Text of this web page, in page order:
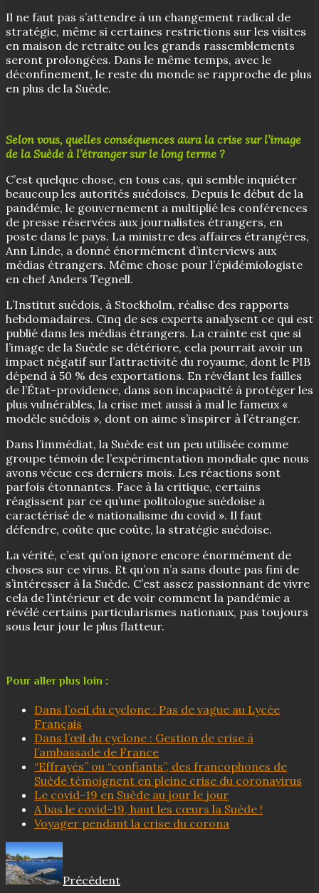
Il ne faut pas s’attendre à un changement radical de
stratégie, même si certaines restrictions sur les visites
en maison de retraite ou les grands rassemblements
seront prolongées. Dans le même temps, avec le
déconfinement, le reste du monde se rapproche de plus
en plus de la Suède.
Selon vous, quelles conséquences aura la crise sur l’image
de la Suède à l’étranger sur le long terme ?
C’est quelque chose, en tous cas, qui semble inquiéter
beaucoup les autorités suédoises. Depuis le début de la
pandémie, le gouvernement a multiplié les conférences
de presse réservées aux journalistes étrangers, en
poste dans le pays. La ministre des affaires étrangères,
Ann Linde, a donné énormément d’interviews aux
médias étrangers. Même chose pour l’épidémiologiste
en chef Anders Tegnell.
L’Institut suédois, à Stockholm, réalise des rapports
hebdomadaires. Cinq de ses experts analysent ce qui est
publié dans les médias étrangers. La crainte est que si
l’image de la Suède se détériore, cela pourrait avoir un
impact négatif sur l’attractivité du royaume, dont le PIB
dépend à 50 % des exportations. En révélant les failles
de l’État-providence, dans son incapacité à protéger les
plus vulnérables, la crise met aussi à mal le fameux «
modèle suédois », dont on aime s’inspirer à l’étranger.
Dans l’immédiat, la Suède est un peu utilisée comme
groupe témoin de l’expérimentation mondiale que nous
avons vécue ces derniers mois. Les réactions sont
parfois étonnantes. Face à la critique, certains
réagissent par ce qu’une politologue suédoise a
caractérisé de « nationalisme du covid ». Il faut
défendre, coûte que coûte, la stratégie suédoise.
La vérité, c’est qu’on ignore encore énormément de
choses sur ce virus. Et qu’on n’a sans doute pas fini de
s’intéresser à la Suède. C’est assez passionnant de vivre
cela de l’intérieur et de voir comment la pandémie a
révélé certains particularismes nationaux, pas toujours
sous leur jour le plus flatteur.
Pour aller plus loin :
Dans l’oeil du cyclone : Pas de vague au Lycée
Français
Dans l’œil du cyclone : Gestion de crise à
l’ambassade de France
“Effrayés” ou “confiants”, des francophones de
Suède témoignent en pleine crise du coronavirus
Le covid-19 en Suède au jour le jour
A bas le covid-19, haut les cœurs la Suède !
Voyager pendant la crise du corona
Précédent